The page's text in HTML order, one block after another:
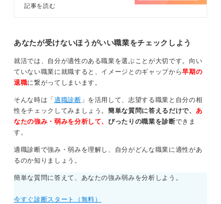
れば、挑戦する価値はあります。
0
タントとともに、知っておくべきブ
を作成してブライダル業界の選考を
突破しましょう。
記事を読む
あなたが受けないほうがいい職業をチェックしよう
就活では、自分が適性のある職業を選ぶことが大切です。向い
ていない職業に就職すると、イメージとのギャップから早期の
退職に繋がってしまいます。
そんな時は「 適職診断 」を活用して、志望する職業と自分の相
性をチェックしてみましょう。簡単な質問に答えるだけで、 あ
なたの強み・弱みを分析して、ぴったりの職業を診断できま
す。
適職診断で強み・弱みを理解し、自分がどんな職業に適性があ
るのか知りましょう。
簡単な質問に答えて、あなたの強み弱みを分析しよう。
今すぐ診断スタート（無料）